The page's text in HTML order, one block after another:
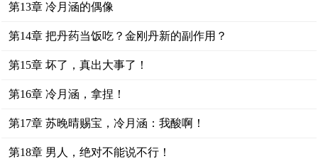
第13章 冷月涵的偶像
第14章 把丹药当饭吃？金刚丹新的副作用？
第15章 坏了，真出大事了！
第16章 冷月涵，拿捏！
第17章 苏晚晴赐宝，冷月涵：我酸啊！
第18章 男人，绝对不能说不行！